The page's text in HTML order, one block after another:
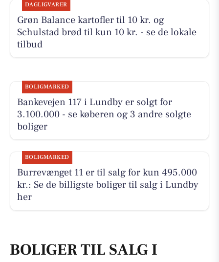
DAGLIGVARER
Grøn Balance kartofler til 10 kr. og
Schulstad brød til kun 10 kr. - se de lokale
tilbud
BOLIGMARKED
Bankevejen 117 i Lundby er solgt for
3.100.000 - se køberen og 3 andre solgte
boliger
BOLIGMARKED
Burrevænget 11 er til salg for kun 495.000
kr.: Se de billigste boliger til salg i Lundby
her
BOLIGER TIL SALG I